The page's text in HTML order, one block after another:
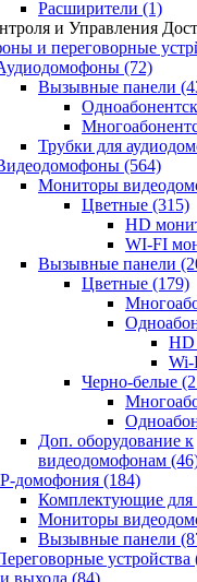
Расширители (1)
и Управления
и переговорные
(72)
Вызывные панели
Трубки для
(564)
Мониторы
Цветные (315)
HD
WI-FI
Вызывные панели
Цветные (179)
HD
Wi-
Черно-белые
Доп. оборудование к
видеодомофонам
домофония (184)
Комплектующие для
Мониторы
Вызывные панели
устройства
выхода (84)